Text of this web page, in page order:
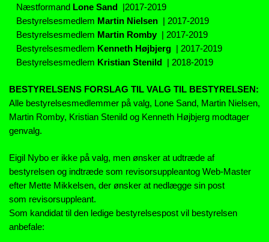
Næstformand Lone Sand |2017-2019
Bestyrelsesmedlem Martin Nielsen | 2017-2019
Bestyrelsesmedlem Martin Romby | 2017-2019
Bestyrelsesmedlem Kenneth Højbjerg | 2017-2019
Bestyrelsesmedlem Kristian Stenild | 2018-2019
BESTYRELSENS FORSLAG TIL VALG TIL BESTYRELSEN:
Alle bestyrelsesmedlemmer på valg, Lone Sand, Martin Nielsen,
Martin Romby, Kristian Stenild og Kenneth Højbjerg modtager
genvalg.
Eigil Nybo er ikke på valg, men ønsker at udtræde af
bestyrelsen og indtræde som revisorsuppleantog Web-Master
efter Mette Mikkelsen, der ønsker at nedlægge sin post
som revisorsuppleant.
Som kandidat til den ledige bestyrelsespost vil bestyrelsen
anbefale: